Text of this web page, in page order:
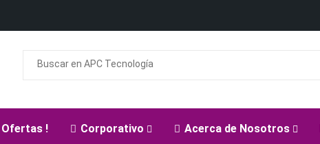
Ofertas ! Corporativo Acerca de Nosotros